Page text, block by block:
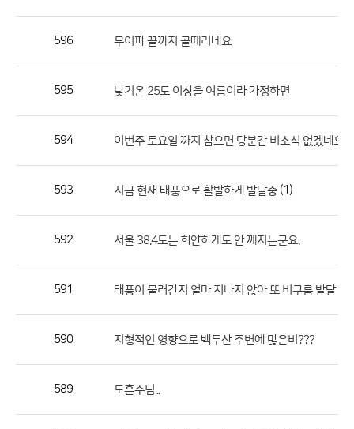
호,
록
공
596 무이파 끝까지 골때리네요
595 낮기온 25도 이상을 여름이라 가정하면
594 이번주 토요일 까지 참으면 당분간 비소식 없겠네요
593 지금 현재 태풍으로 활발하게 발달중 (1)
592 서울 38.4도는 희얀하게도 안 깨지는군요.
591 태풍이 물러간지 얼마 지나지 않아 또 비구름 발달(1)
590 지형적인 영향으로 백두산 주변에 많은비???
589 도흔수님...